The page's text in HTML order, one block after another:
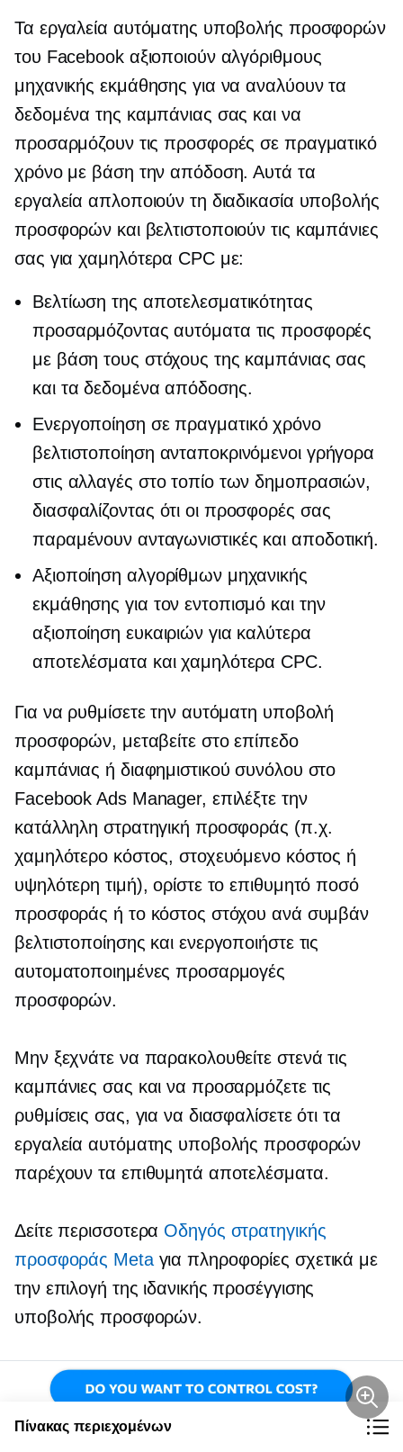
Τα εργαλεία αυτόματης υποβολής προσφορών
του Facebook αξιοποιούν αλγόριθμους
μηχανικής εκμάθησης για να αναλύουν τα
δεδομένα της καμπάνιας σας και να
προσαρμόζουν τις προσφορές σε πραγματικό
χρόνο με βάση την απόδοση. Αυτά τα
εργαλεία απλοποιούν τη διαδικασία υποβολής
προσφορών και βελτιστοποιούν τις καμπάνιες
σας για χαμηλότερα CPC με:
Βελτίωση της αποτελεσματικότητας
προσαρμόζοντας αυτόματα τις προσφορές
με βάση τους στόχους της καμπάνιας σας
και τα δεδομένα απόδοσης.
Ενεργοποίηση σε πραγματικό χρόνο
βελτιστοποίηση ανταποκρινόμενοι γρήγορα
στις αλλαγές στο τοπίο των δημοπρασιών,
διασφαλίζοντας ότι οι προσφορές σας
παραμένουν ανταγωνιστικές και αποδοτική.
Αξιοποίηση αλγορίθμων μηχανικής
εκμάθησης για τον εντοπισμό και την
αξιοποίηση ευκαιριών για καλύτερα
αποτελέσματα και χαμηλότερα CPC.
Για να ρυθμίσετε την αυτόματη υποβολή
προσφορών, μεταβείτε στο επίπεδο
καμπάνιας ή διαφημιστικού συνόλου στο
Facebook Ads Manager, επιλέξτε την
κατάλληλη στρατηγική προσφοράς (π.χ.
χαμηλότερο κόστος, στοχευόμενο κόστος ή
υψηλότερη τιμή), ορίστε το επιθυμητό ποσό
προσφοράς ή το κόστος στόχου ανά συμβάν
βελτιστοποίησης και ενεργοποιήστε τις
αυτοματοποιημένες προσαρμογές
προσφορών.
Μην ξεχνάτε να παρακολουθείτε στενά τις
καμπάνιες σας και να προσαρμόζετε τις
ρυθμίσεις σας, για να διασφαλίσετε ότι τα
εργαλεία αυτόματης υποβολής προσφορών
παρέχουν τα επιθυμητά αποτελέσματα.
Δείτε περισσοτερα Οδηγός στρατηγικής
προσφοράς Metaγια πληροφορίες σχετικά με
την επιλογή της ιδανικής προσέγγισης
υποβολής προσφορών.
Πίνακας περιεχομένων